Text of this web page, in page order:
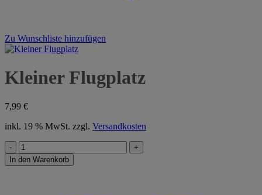
Zu Wunschliste hinzufügen
Kleiner Flugplatz
7,99 €
inkl. 19 % MwSt. zzgl. Versandkosten
Kleiner
Flugplatz
Menge
In den Warenkorb